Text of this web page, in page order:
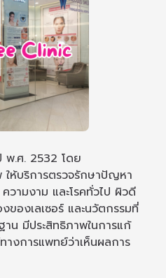
พ.ศ. 2532 โดย
ห้บริการตรวจรักษาปัญหา
ามงาม และโรคทั่วไป ผิวดี
ของเลเซอร์ และนวัตกรรมที่
าน มีประสิทธิภาพในการแก้
งการแพทย์ว่าเห็นผลการ